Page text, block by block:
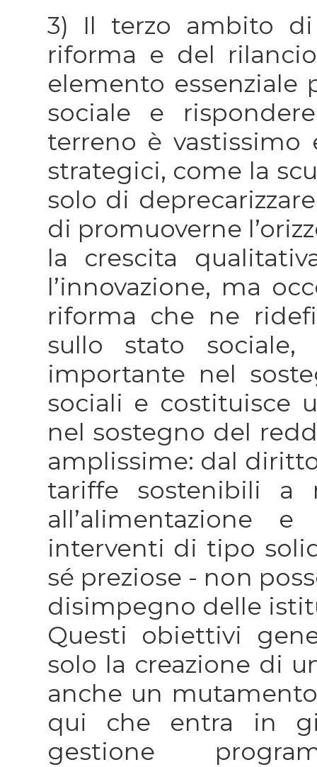
3) Il terzo ambito
riforma e del
elemento essenziale
sociale e
terreno è
strategici, come la
solo di
di promuoverne
la crescita
l’innovazione, ma
riforma che ne
sullo stato
importante nel
sociali e costituisce
nel sostegno del
amplissime: dal diritto
tariffe sostenibili a
all’alimentazione
interventi di tipo
sé preziose - non
disimpegno delle
Questi obiettivi
solo la creazione di
anche un
qui che entra in
gestione